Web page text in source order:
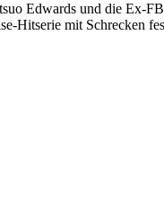
Edwards und die
Hitserie mit Schrecken